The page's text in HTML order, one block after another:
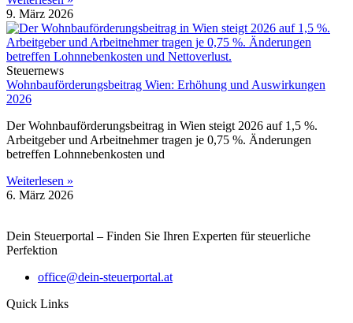
9. März 2026
Steuernews
Wohnbauförderungsbeitrag Wien: Erhöhung und Auswirkungen
2026
Der Wohnbauförderungsbeitrag in Wien steigt 2026 auf 1,5 %.
Arbeitgeber und Arbeitnehmer tragen je 0,75 %. Änderungen
betreffen Lohnnebenkosten und
Weiterlesen »
6. März 2026
Dein Steuerportal – Finden Sie Ihren Experten für steuerliche
Perfektion
office@dein-steuerportal.at
Quick Links